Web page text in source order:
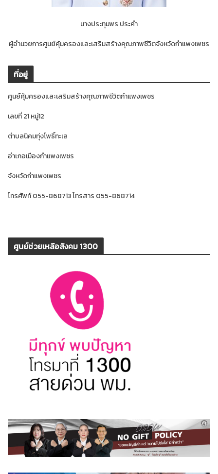
นางประทุมพร ประคำ
ผู้อำนวยการศูนย์คุ้มครองและเสริมสร้างคุณภาพชีวิตจังหวัดกำแพงเพชร
ที่อยู่
ศูนย์คุ้มครองและเสริมสร้างคุณภาพชีวิตกำแพงเพชร
เลขที่ 21 หมู่12
ตำบลนิคมทุ่งโพธิ์ทะเล
อำเภอเมืองกำแพงเพชร
จังหวัดกำแพงเพชร
โทรศัพท์ 055-868713 โทรสาร 055-868714
ศูนย์ช่วยเหลือสังคม 1300